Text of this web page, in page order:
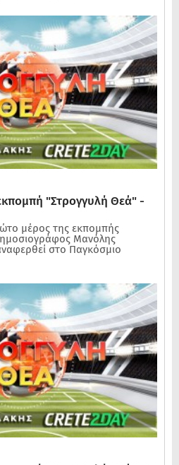
"Στρογγυλή Θεά" -
μέρος της εκπομπής
Μανόλης
στο Παγκόσμιο